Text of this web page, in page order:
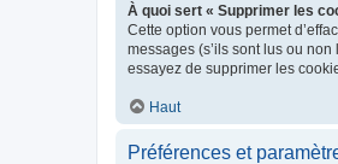
À quoi sert « Supprimer les
Cette option vous permet
messages (s’ils sont lus ou
essayez de supprimer les
Haut
Préférences et